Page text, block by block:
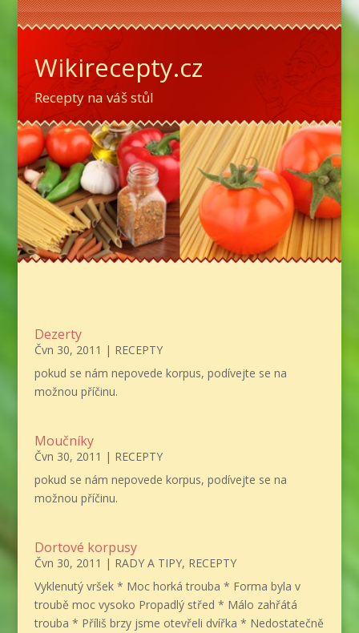
Wikirecepty.cz
Recepty na váš stůl
Dezerty
Čvn 30, 2011 | RECEPTY
pokud se nám nepovede korpus, podívejte se na
možnou příčinu.
Moučníky
Čvn 30, 2011 | RECEPTY
pokud se nám nepovede korpus, podívejte se na
možnou příčinu.
Dortové korpusy
Čvn 30, 2011 | RADY A TIPY, RECEPTY
Vyklenutý vršek * Moc horká trouba * Forma byla v
troubě moc vysoko Propadlý střed * Málo zahřátá
trouba * Příliš brzy jsme otevřeli dvířka * Nedostatečně